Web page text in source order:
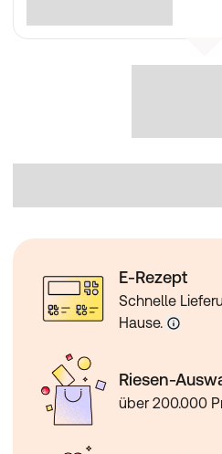
E-Rezept
Schnelle
Hause.
Riesen-
über 200.000